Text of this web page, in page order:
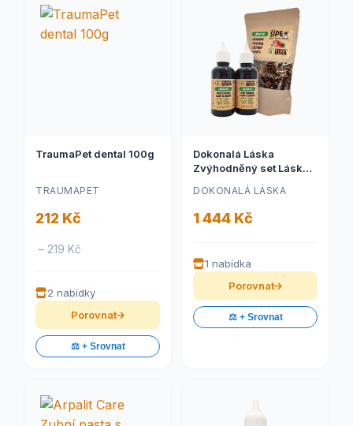
TraumaPet dental 100g
TRAUMAPET
212 Kč
– 219 Kč
2 nabídky
Porovnat
⚖️ + Srovnat
Dokonalá Láska
Zvýhodněný set Láska
01 a Láska B20 - Zuby a
dásně - Posílená péče L
DOKONALÁ LÁSKA
1 444 Kč
1 nabídka
Porovnat
⚖️ + Srovnat